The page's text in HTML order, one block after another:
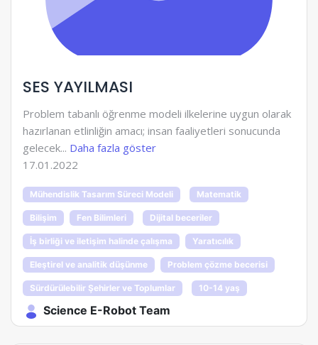
SES YAYILMASI
Problem tabanlı öğrenme modeli ilkelerine uygun olarak
hazırlanan etlinliğin amacı; insan faaliyetleri sonucunda
gelecek... Daha fazla göster
17.01.2022
Mühendislik Tasarım Süreci Modeli Matematik
Bilişim Fen Bilimleri Dijital beceriler
İş birliği ve iletişim halinde çalışma Yaratıcılık
Eleştirel ve analitik düşünme Problem çözme becerisi
Sürdürülebilir Şehirler ve Toplumlar 10-14 yaş
Science E-Robot Team